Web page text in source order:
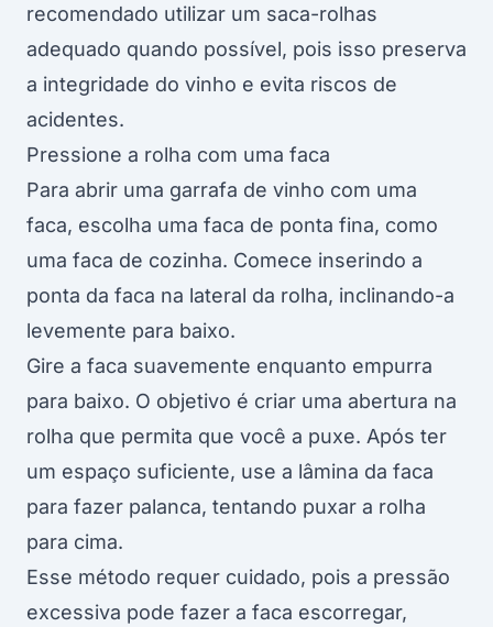
recomendado utilizar um saca-rolhas
adequado quando possível, pois isso preserva
a integridade do vinho e evita riscos de
acidentes.
Pressione a rolha com uma faca
Para abrir uma garrafa de vinho com uma
faca, escolha uma faca de ponta fina, como
uma faca de cozinha. Comece inserindo a
ponta da faca na lateral da rolha, inclinando-a
levemente para baixo.
Gire a faca suavemente enquanto empurra
para baixo. O objetivo é criar uma abertura na
rolha que permita que você a puxe. Após ter
um espaço suficiente, use a lâmina da faca
para fazer palanca, tentando puxar a rolha
para cima.
Esse método requer cuidado, pois a pressão
excessiva pode fazer a faca escorregar,